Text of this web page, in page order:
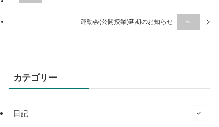
運動会(公開授業)延期のお知らせ
カテゴリー
日記